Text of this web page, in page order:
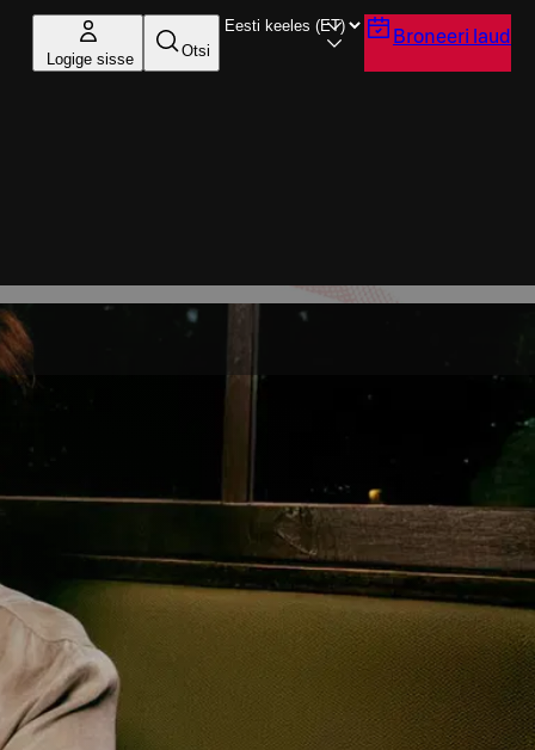
Logige sisse Otsi
Broneeri laud